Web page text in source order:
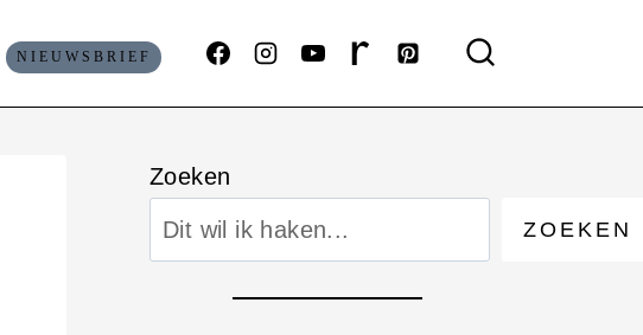
NIEUWSBRIEF
Zoeken
ZOEKEN